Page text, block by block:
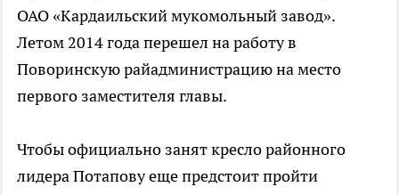
ОАО «Кардаильский мукомольный завод».
Летом 2014 года перешел на работу в
Поворинскую райадминистрацию на место
первого заместителя главы.
Чтобы официально занят кресло районного
лидера Потапову еще предстоит пройти